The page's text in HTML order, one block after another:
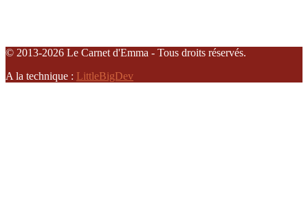
© 2013-2026 Le Carnet d'Emma - Tous droits réservés.
A la technique : LittleBigDev